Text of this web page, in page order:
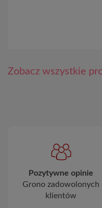
Zobacz wszystkie
Pozytywne opinie
Grono zadowolonych
klientów